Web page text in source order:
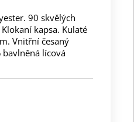
90 skvělých
kapsa. Kulaté
Vnitřní česaný
lícová